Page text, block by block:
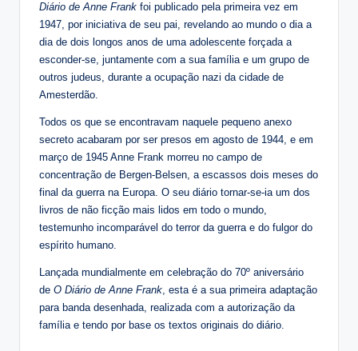
Diário de Anne Frank foi publicado pela primeira vez em
1947, por iniciativa de seu pai, revelando ao mundo o dia a
dia de dois longos anos de uma adolescente forçada a
esconder-se, juntamente com a sua família e um grupo de
outros judeus, durante a ocupação nazi da cidade de
Amesterdão.
Todos os que se encontravam naquele pequeno anexo
secreto acabaram por ser presos em agosto de 1944, e em
março de 1945 Anne Frank morreu no campo de
concentração de Bergen-Belsen, a escassos dois meses do
final da guerra na Europa. O seu diário tornar-se-ia um dos
livros de não ficção mais lidos em todo o mundo,
testemunho incomparável do terror da guerra e do fulgor do
espírito humano.
Lançada mundialmente em celebração do 70º aniversário
de O Diário de Anne Frank, esta é a sua primeira adaptação
para banda desenhada, realizada com a autorização da
família e tendo por base os textos originais do diário.